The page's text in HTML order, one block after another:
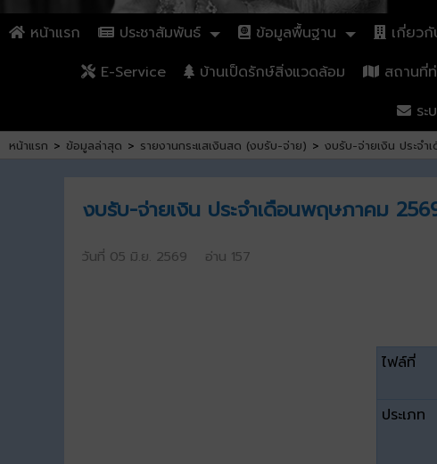
หน้าแรก ประชาสัมพันธ์ ข้อมูลพื้นฐาน เกี่ยว
E-Service
บ้านเป็ดรักษ์สิ่งแวดล้อม สถานที่
ระ
หน้าแรก > ข้อมูลล่าสุด > รายงานกระแสเงินสด (งบรับ-จ่าย) > งบรับ-จ่ายเงิน ประจำ
งบรับ-จ่ายเงิน ประจำเดือนพฤษภาคม
วันที่ 05 มิ.ย. 2569 อ่าน 157
ไฟล์ที่
ประเภท